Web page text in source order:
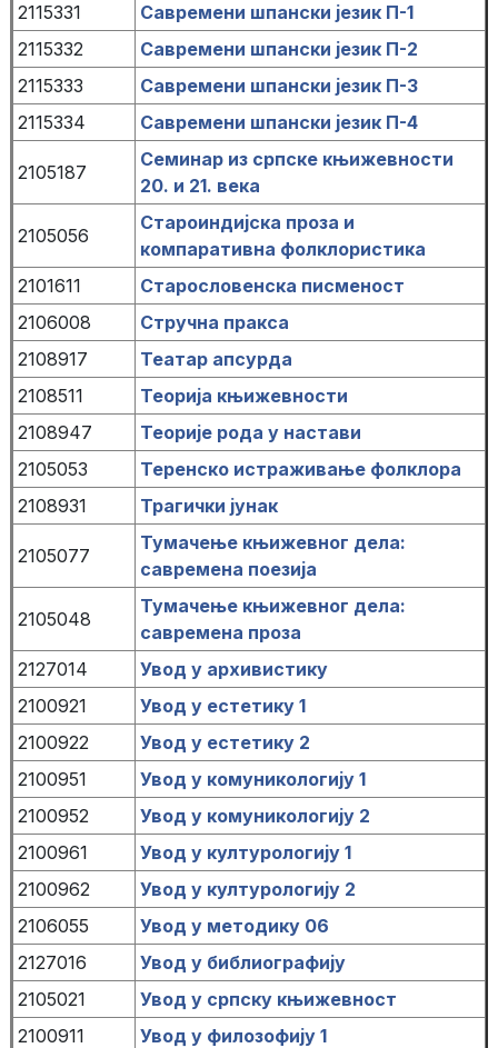
2115331
Савремени шпански језик П-1
2115332
Савремени шпански језик П-2
2115333
Савремени шпански језик П-3
2115334
Савремени шпански језик П-4
2105187
Семинар из српске књижевности
20. и 21. века
2105056
Староиндијска проза и
компаративна фолклористика
2101611
Старословенска писменост
2106008
Стручна пракса
2108917
Театар апсурда
2108511
Теорија књижевности
2108947
Теорије рода у настави
2105053
Теренско истраживање фолклора
2108931
Трагички јунак
2105077
Тумачење књижевног дела:
савремена поезија
2105048
Тумачење књижевног дела:
савремена проза
2127014
Увод у архивистику
2100921
Увод у естетику 1
2100922
Увод у естетику 2
2100951
Увод у комуникологију 1
2100952
Увод у комуникологију 2
2100961
Увод у културологију 1
2100962
Увод у културологију 2
2106055
Увод у методику 06
2127016
Увод у библиографију
2105021
Увод у српску књижевност
2100911
Увод у филозофију 1